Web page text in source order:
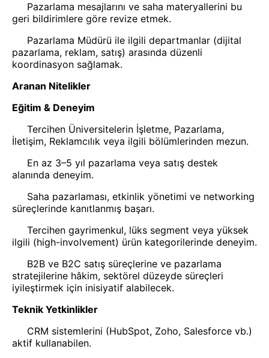
Pazarlama mesajlarını ve saha materyallerini bu
geri bildirimlere göre revize etmek.
Pazarlama Müdürü ile ilgili departmanlar (dijital
pazarlama, reklam, satış) arasında düzenli
koordinasyon sağlamak.
Aranan Nitelikler
Eğitim & Deneyim
Tercihen Üniversitelerin İşletme, Pazarlama,
İletişim, Reklamcılık veya ilgili bölümlerinden mezun.
En az 3–5 yıl pazarlama veya satış destek
alanında deneyim.
Saha pazarlaması, etkinlik yönetimi ve networking
süreçlerinde kanıtlanmış başarı.
Tercihen gayrimenkul, lüks segment veya yüksek
ilgili (high-involvement) ürün kategorilerinde deneyim.
B2B ve B2C satış süreçlerine ve pazarlama
stratejilerine hâkim, sektörel düzeyde süreçleri
iyileştirmek için inisiyatif alabilecek.
Teknik Yetkinlikler
CRM sistemlerini (HubSpot, Zoho, Salesforce vb.)
aktif kullanabilen.